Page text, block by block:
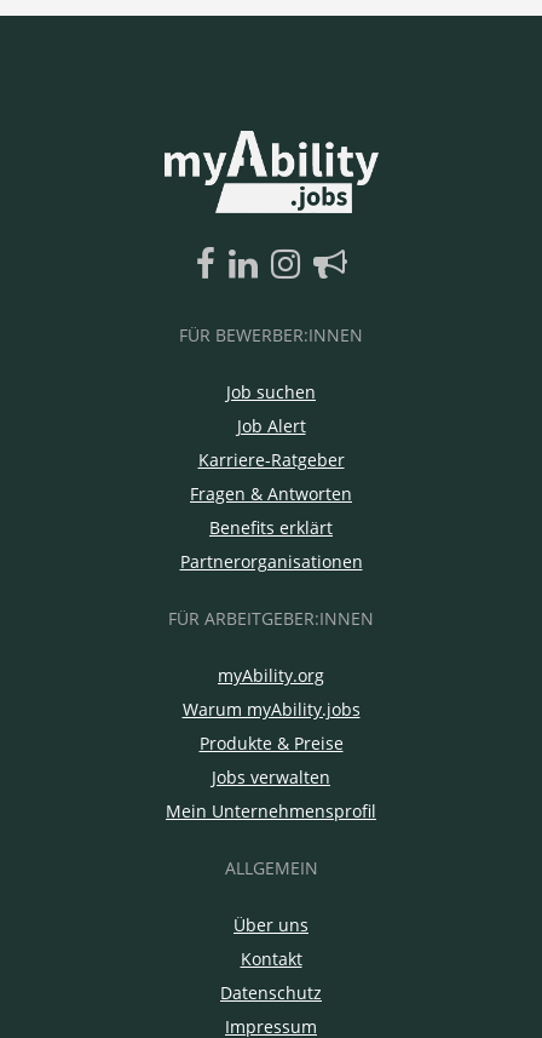
FÜR BEWERBER:INNEN
Job suchen
Job Alert
Karriere-Ratgeber
Fragen & Antworten
Benefits erklärt
Partnerorganisationen
FÜR ARBEITGEBER:INNEN
myAbility.org
Warum myAbility.jobs
Produkte & Preise
Jobs verwalten
Mein Unternehmensprofil
ALLGEMEIN
Über uns
Kontakt
Datenschutz
Impressum